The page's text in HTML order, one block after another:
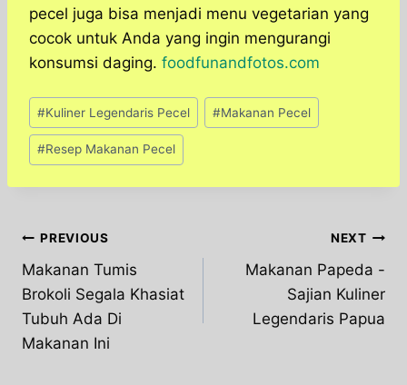
pecel juga bisa menjadi menu vegetarian yang
cocok untuk Anda yang ingin mengurangi
konsumsi daging. foodfunandfotos.com
Post
Tags:
#Kuliner Legendaris Pecel #Makanan Pecel
#Resep Makanan Pecel
Post
navigation
PREVIOUS
Makanan Tumis
Brokoli Segala Khasiat
Tubuh Ada Di
Makanan Ini
NEXT
Makanan Papeda -
Sajian Kuliner
Legendaris Papua